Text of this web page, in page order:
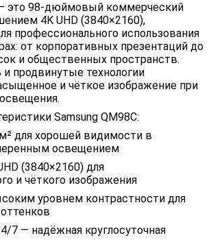
— это 98-дюймовый коммерческий
4K UHD (3840×2160),
профессионального использования
от корпоративных презентаций до
и общественных пространств.
продвинутые технологии
и чёткое изображение при
Samsung QM98C:
для хорошей видимости в
освещением
(3840×2160) для
и чёткого изображения
уровнем контрастности для
7 — надёжная круглосуточная